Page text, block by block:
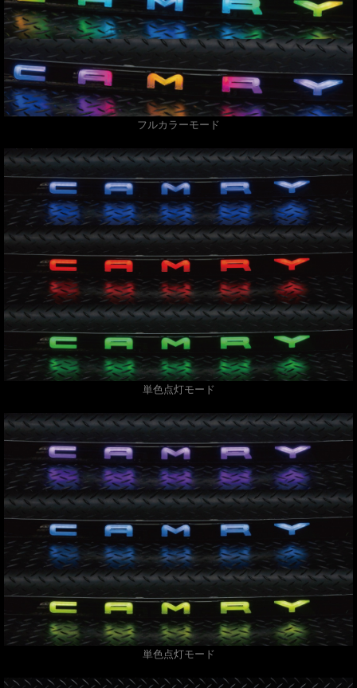
フルカラーモード
単色点灯モード
単色点灯モード